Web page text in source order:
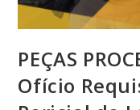
PEÇAS
Ofício